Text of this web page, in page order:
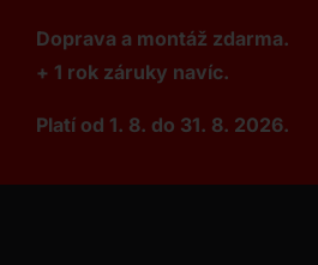
Doprava a montáž zdarma.
+ 1 rok záruky navíc.
Platí od 1. 8. do 31. 8. 2026.